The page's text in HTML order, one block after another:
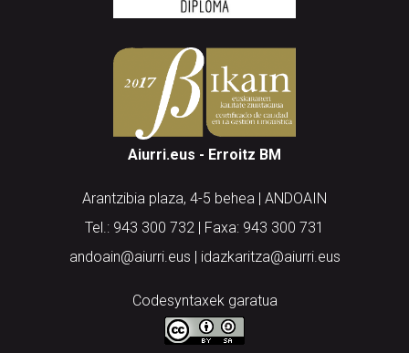
Aiurri.eus - Erroitz BM
Arantzibia plaza, 4-5 behea | ANDOAIN
Tel.: 943 300 732 | Faxa: 943 300 731
andoain@aiurri.eus | idazkaritza@aiurri.eus
Codesyntaxek garatua